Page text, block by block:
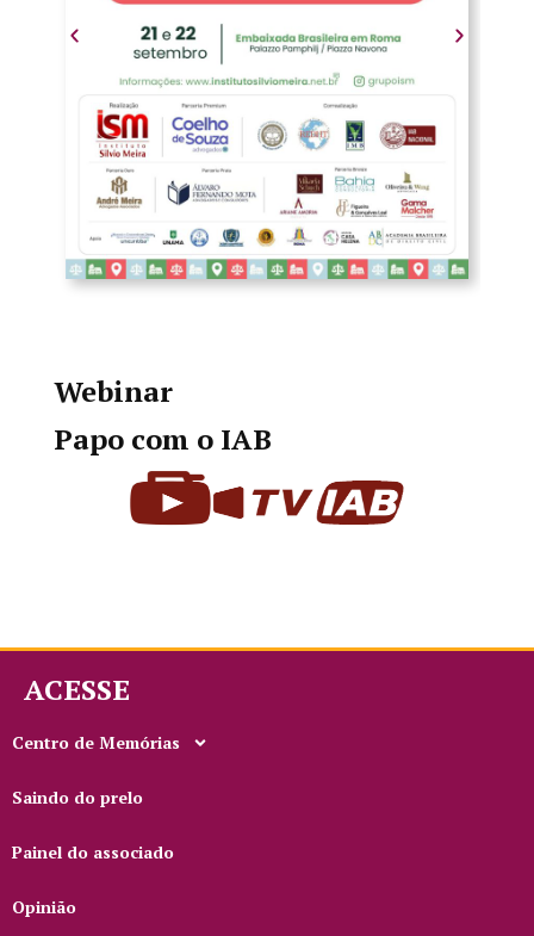
Webinar
Papo com o IAB
ACESSE
Centro de Memórias
Saindo do prelo
Painel do associado
Opinião